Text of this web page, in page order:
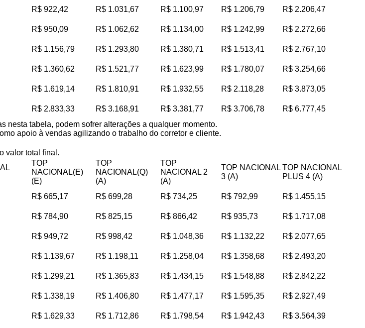
R$ 922,42 R$ 1.031,67 R$ 1.100,97 R$ 1.206,79
R$ 2.206,47
R$ 950,09 R$ 1.062,62 R$ 1.134,00 R$ 1.242,99
R$ 2.272,66
R$ 1.156,79 R$ 1.293,80 R$ 1.380,71 R$ 1.513,41
R$ 2.767,10
R$ 1.360,62 R$ 1.521,77 R$ 1.623,99 R$ 1.780,07
R$ 3.254,66
R$ 1.619,14 R$ 1.810,91 R$ 1.932,55 R$ 2.118,28
R$ 3.873,05
R$ 2.833,33 R$ 3.168,91 R$ 3.381,77 R$ 3.706,78
R$ 6.777,45
nesta tabela, podem sofrer alterações a qualquer momento.
apoio à vendas agilizando o trabalho do corretor e cliente.
valor total final.
TOP
NACIONAL(E)
(E)
TOP
NACIONAL(Q)
(A)
TOP
NACIONAL 2
(A)
TOP NACIONAL
3 (A)
TOP NACIONAL
PLUS 4 (A)
R$ 665,17 R$ 699,28 R$ 734,25 R$ 792,99
R$ 1.455,15
R$ 784,90 R$ 825,15 R$ 866,42 R$ 935,73
R$ 1.717,08
R$ 949,72 R$ 998,42 R$ 1.048,36 R$ 1.132,22
R$ 2.077,65
R$ 1.139,67 R$ 1.198,11 R$ 1.258,04 R$ 1.358,68
R$ 2.493,20
R$ 1.299,21 R$ 1.365,83 R$ 1.434,15 R$ 1.548,88
R$ 2.842,22
R$ 1.338,19 R$ 1.406,80 R$ 1.477,17 R$ 1.595,35
R$ 2.927,49
R$ 1.629,33 R$ 1.712,86 R$ 1.798,54 R$ 1.942,43
R$ 3.564,39